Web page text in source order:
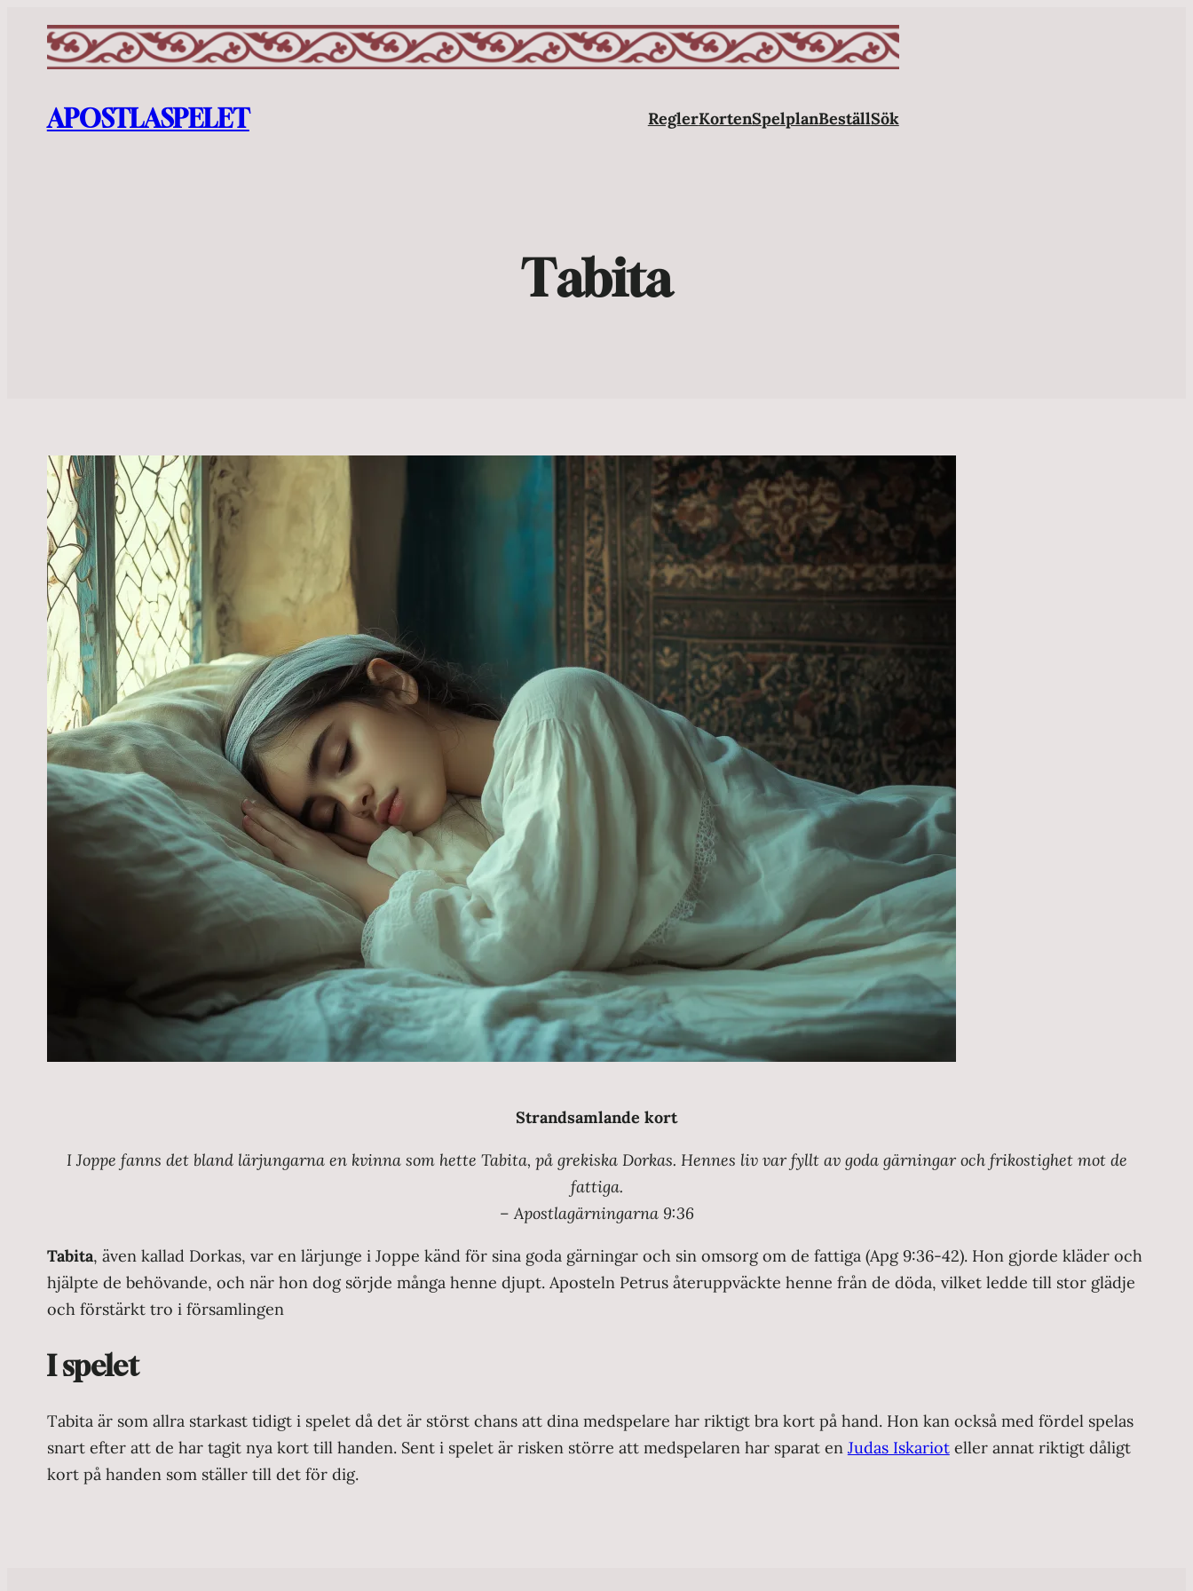
APOSTLASPELET ReglerKortenSpelplanBeställSök
Tabita
Strandsamlande kort
I Joppe fanns det bland lärjungarna en kvinna som hette Tabita, på grekiska Dorkas. Hennes liv var fyllt av goda gärningar och frikostighet mot de
fattiga.
– Apostlagärningarna 9:36
Tabita, även kallad Dorkas, var en lärjunge i Joppe känd för sina goda gärningar och sin omsorg om de fattiga (Apg 9:36-42). Hon gjorde kläder och
hjälpte de behövande, och när hon dog sörjde många henne djupt. Aposteln Petrus återuppväckte henne från de döda, vilket ledde till stor glädje
och förstärkt tro i församlingen
I spelet
Tabita är som allra starkast tidigt i spelet då det är störst chans att dina medspelare har riktigt bra kort på hand. Hon kan också med fördel spelas
snart efter att de har tagit nya kort till handen. Sent i spelet är risken större att medspelaren har sparat en Judas Iskarioteller annat riktigt dåligt
kort på handen som ställer till det för dig.